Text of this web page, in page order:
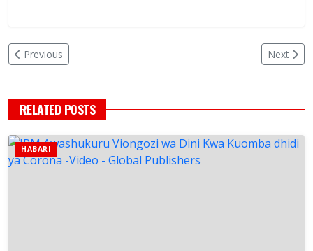
Previous Next
RELATED POSTS
HABARI